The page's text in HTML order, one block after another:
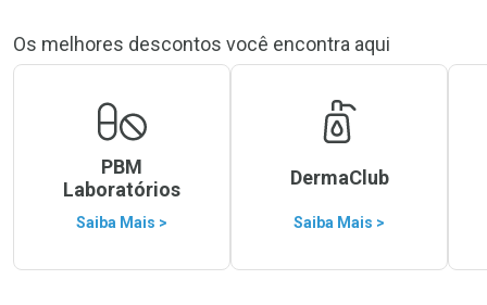
Os melhores descontos você encontra aqui
PBM
Laboratórios
Saiba Mais >
DermaClub
Saiba Mais >